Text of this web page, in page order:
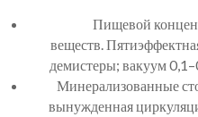
Пищевой
веществ.
демистеры; вакуум
Минерализованные
вынужденная